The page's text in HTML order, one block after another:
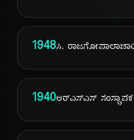
1948ಸಿ.
1940ಆರ್‌ಎಸ್‌ಎಸ್